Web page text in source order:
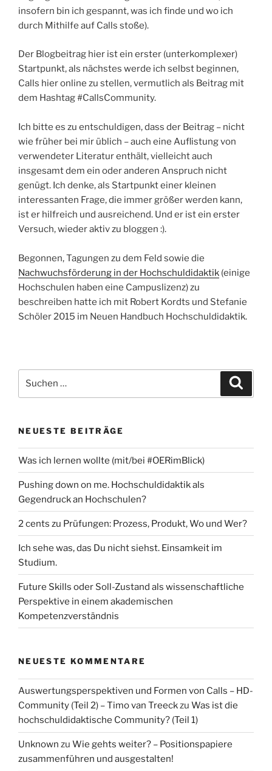
insofern bin ich gespannt, was ich finde und wo ich
durch Mithilfe auf Calls stoße).
Der Blogbeitrag hier ist ein erster (unterkomplexer)
Startpunkt, als nächstes werde ich selbst beginnen,
Calls hier online zu stellen, vermutlich als Beitrag mit
dem Hashtag #CallsCommunity.
Ich bitte es zu entschuldigen, dass der Beitrag – nicht
wie früher bei mir üblich – auch eine Auflistung von
verwendeter Literatur enthält, vielleicht auch
insgesamt dem ein oder anderen Anspruch nicht
genügt. Ich denke, als Startpunkt einer kleinen
interessanten Frage, die immer größer werden kann,
ist er hilfreich und ausreichend. Und er ist ein erster
Versuch, wieder aktiv zu bloggen :).
Begonnen, Tagungen zu dem Feld sowie die
Nachwuchsförderung in der Hochschuldidaktik (einige
Hochschulen haben eine Campuslizenz) zu
beschreiben hatte ich mit Robert Kordts und Stefanie
Schöler 2015 im Neuen Handbuch Hochschuldidaktik.
nach:
NEUESTE BEITRÄGE
Was ich lernen wollte (mit/bei #OERimBlick)
Pushing down on me. Hochschuldidaktik als
Gegendruck an Hochschulen?
2 cents zu Prüfungen: Prozess, Produkt, Wo und Wer?
Ich sehe was, das Du nicht siehst. Einsamkeit im
Studium.
Future Skills oder Soll-Zustand als wissenschaftliche
Perspektive in einem akademischen
Kompetenzverständnis
NEUESTE KOMMENTARE
Auswertungsperspektiven und Formen von Calls – HD-
Community (Teil 2) – Timo van Treeckzu Was ist die
hochschuldidaktische Community? (Teil 1)
Unknown zu Wie gehts weiter? – Positionspapiere
zusammenführen und ausgestalten!